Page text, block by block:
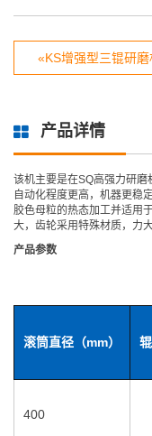
«KS增强型三锟研磨
产品详情
该机主要是在SQ高强力研
自动化程度更高，机器更稳
胶色母粒的热态加工并适用
大，齿轮采用特殊材质，力大
产品参数
滚筒直径（mm）
400